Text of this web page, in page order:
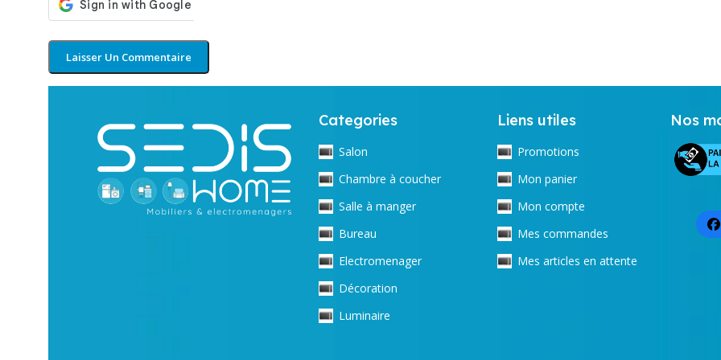
Categories
Salon
Chambre à coucher
Salle à manger
Bureau
Electromenager
Décoration
Luminaire
Liens utiles
Promotions
Mon panier
Mon compte
Mes commandes
Mes articles en attente
Nos